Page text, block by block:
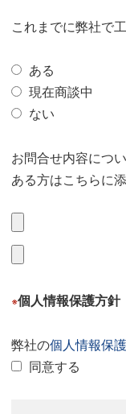
これまでに弊社で
ある
現在商談中
ない
お問合せ内容につ
ある方はこちらに
※個人情報保護方針
弊社の個人情報保
同意する